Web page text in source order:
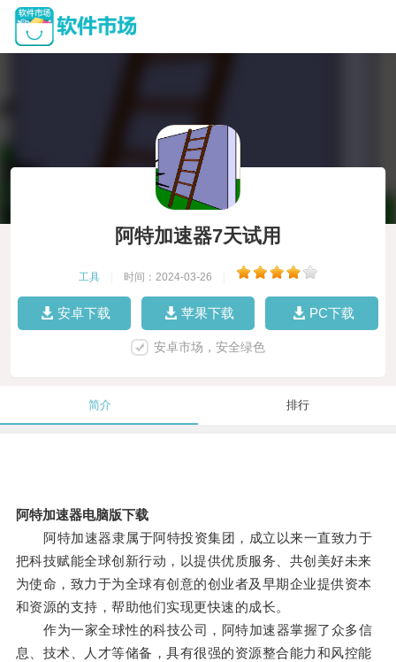
阿特加速器7天试用
工具 时间：2024-03-26
安卓下载 苹果下载 PC下载
安卓市场，安全绿色
简介 排行
阿特加速器电脑版下载
阿特加速器隶属于阿特投资集团，成立以来一直致力于
把科技赋能全球创新行动，以提供优质服务、共创美好未来
为使命，致力于为全球有创意的创业者及早期企业提供资本
和资源的支持，帮助他们实现更快速的成长。
作为一家全球性的科技公司，阿特加速器掌握了众多信
息、技术、人才等储备，具有很强的资源整合能力和风控能